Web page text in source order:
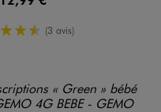
4.5/5 de moyenne
(3 avis)